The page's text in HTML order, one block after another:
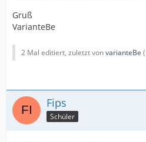
Gruß
VarianteBe
2 Mal editiert, zuletzt vonvarianteBe (
Fips
Schüler